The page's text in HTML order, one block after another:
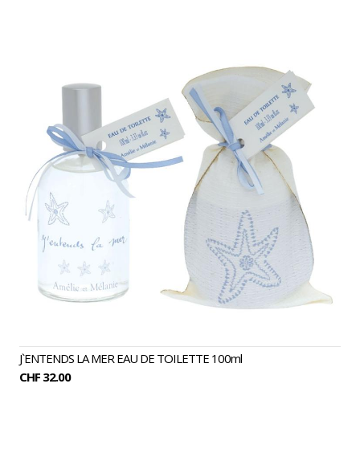
J`ENTENDS LA MER EAU DE TOILETTE 100ml
CHF 32.00